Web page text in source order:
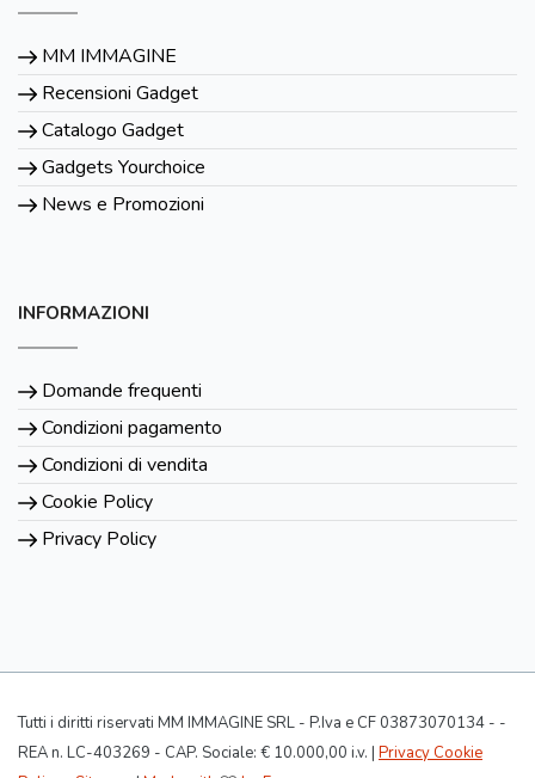
MM IMMAGINE
Recensioni Gadget
Catalogo Gadget
Gadgets Yourchoice
News e Promozioni
INFORMAZIONI
Domande frequenti
Condizioni pagamento
Condizioni di vendita
Cookie Policy
Privacy Policy
Tutti i diritti riservati MM IMMAGINE SRL - P.Iva e CF 03873070134 - -
REA n. LC-403269 - CAP. Sociale: € 10.000,00 i.v. | Privacy Cookie